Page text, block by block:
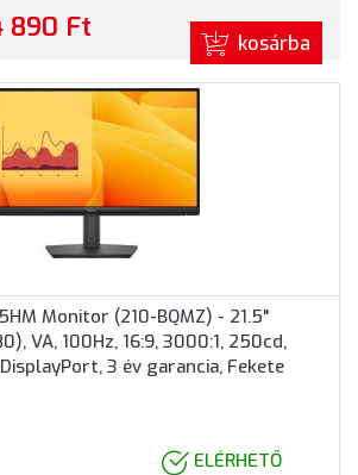
890 Ft kosárba
Monitor (210-BQMZ) - 21.5"
VA, 100Hz, 16:9, 3000:1, 250cd,
3 év garancia, Fekete
ELÉRHETŐ